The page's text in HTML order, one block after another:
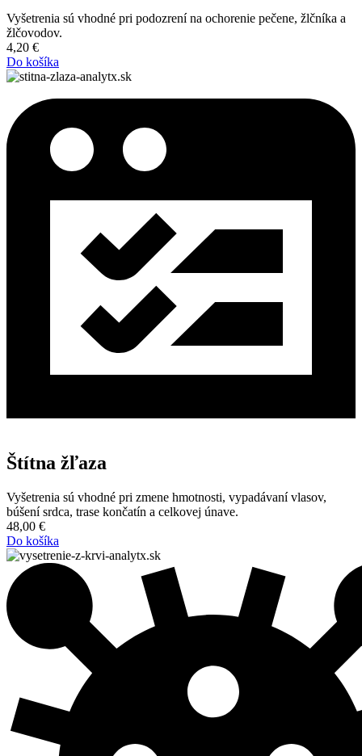
Vyšetrenia sú vhodné pri podozrení na ochorenie pečene, žlčníka a
žlčovodov.
4,20 €
Do košíka
Štítna žľaza
Vyšetrenia sú vhodné pri zmene hmotnosti, vypadávaní vlasov,
búšení srdca, trase končatín a celkovej únave.
48,00 €
Do košíka